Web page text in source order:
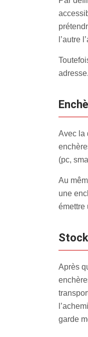
l’autre
adresse.
Avec la
(pc,
Au
une
émettre
Après
garde